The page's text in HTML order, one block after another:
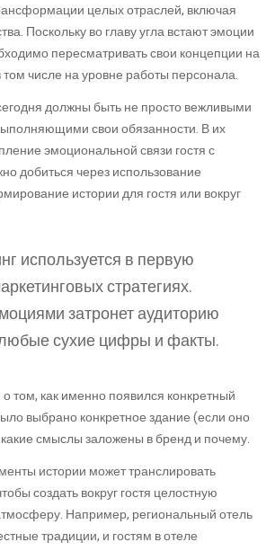
целых отраслей, включая
Поскольку во главу угла встают эмоции
пересматривать свои концепции на
числе на уровне работы персонала.
должны быть не просто вежливыми
свои обязанности. В их
эмоциональной связи гостя с
добиться через использование
истории для гостя или вокруг
используется в первую
стратегиях.
затронет аудиторию
сухие цифры и факты.
том, как именно появился конкретный
выбрано конкретное здание (если оно
смыслы заложены в бренд и почему.
истории может транслировать
создать вокруг гостя целостную
Например, региональный отель
традиции, и гостям в отеле